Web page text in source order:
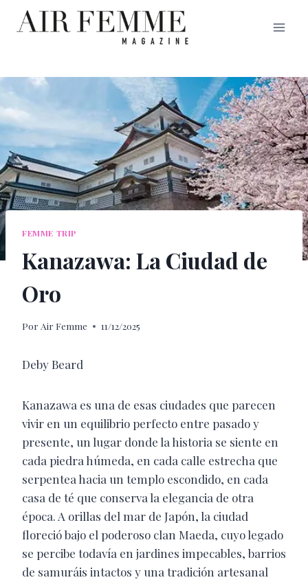
Saltar
FEMME TRIP
Kanazawa: La Ciudad de
Oro
Por Air Femme 11/12/2025
Deby Beard
Kanazawa es una de esas ciudades que parecen
vivir en un equilibrio perfecto entre pasado y
presente, un lugar donde la historia se siente en
cada piedra húmeda, en cada calle estrecha que
serpentea hacia un templo escondido, en cada
casa de té que conserva la elegancia de otra
época. A orillas del mar de Japón, la ciudad
floreció bajo el poderoso clan Maeda, cuyo legado
se percibe todavía en jardines impecables, barrios
de samuráis intactos y una tradición artesanal